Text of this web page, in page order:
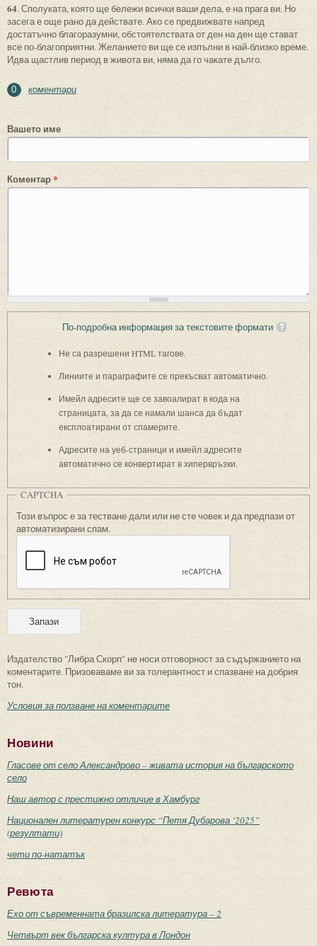
64. Сполуката, която ще бележи всички ваши дела, е на прага ви. Но
засега е още рано да действате. Ако се предвижвате напред
достатъчно благоразумни, обстоятелствата от ден на ден ще стават
все по-благоприятни. Желанието ви ще се изпълни в най-близко време.
Идва щастлив период в живота ви, няма да го чакате дълго.
0 коментари
Вашето име
Коментар*
По-подробна информация за текстовите формати
Не са разрешени HTML тагове.
Линиите и параграфите се прекъсват автоматично.
Имейл адресите ще се завоалират в кода на
страницата, за да се намали шанса да бъдат
експлоатирани от спамерите.
Адресите на уеб-страници и имейл адресите
автоматично се конвертират в хипервръзки.
CAPTCHA
Този въпрос е за тестване дали или не сте човек и да предпази от
автоматизирани спам.
Издателство "Либра Скорп" не носи отговорност за съдържанието на
коментарите. Призоваваме ви за толерантност и спазване на добрия
тон.
Условия за ползване на коментарите
Новини
Гласове от село Александрово – живата история на българското
село
Наш автор с престижно отличие в Хамбург
Национален литературен конкурс “Петя Дубарова ‘2025”
(резултати)
чети по-нататък
Ревюта
Ехо от съвременната бразилска литература – 2
Четвърт век българска култура в Лондон